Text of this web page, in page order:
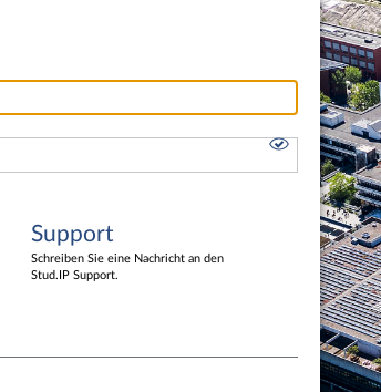
Support
Schreiben Sie eine Nachricht an den
Stud.IP Support.